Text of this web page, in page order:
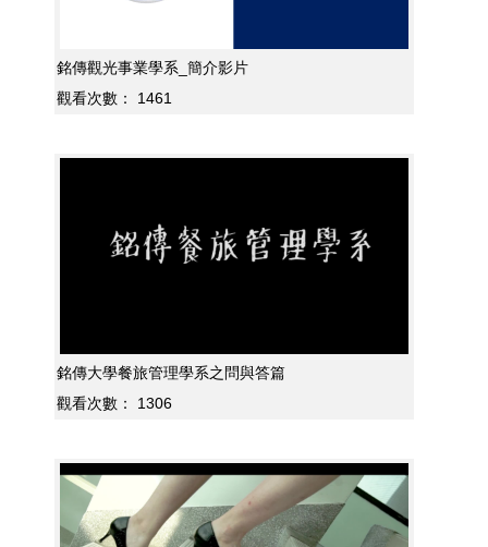
銘傳觀光事業學系_簡介影片
觀看次數：
1461
銘傳大學餐旅管理學系之問與答篇
觀看次數：
1306